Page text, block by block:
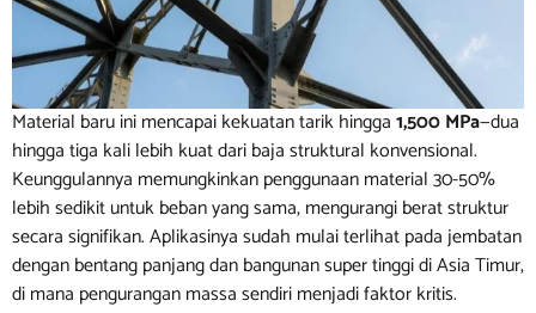
Material baru ini mencapai kekuatan tarik hingga1,500 MPa—dua
hingga tiga kali lebih kuat dari baja struktural konvensional.
Keunggulannya memungkinkan penggunaan material 30-50%
lebih sedikit untuk beban yang sama, mengurangi berat struktur
secara signifikan. Aplikasinya sudah mulai terlihat pada jembatan
dengan bentang panjang dan bangunan super tinggi di Asia Timur,
di mana pengurangan massa sendiri menjadi faktor kritis.